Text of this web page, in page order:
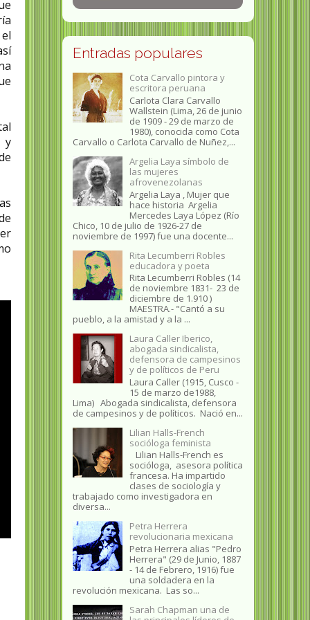
y
Entradas populares
Cota Carvallo pintora y
escritora peruana
Carlota Clara Carvallo
Wallstein (Lima, 26 de junio
de 1909 - 29 de marzo de
1980), conocida como Cota
Carvallo o Carlota Carvallo de Nuñez,...
Argelia Laya símbolo de
las mujeres
afrovenezolanas
Argelia Laya , Mujer que
hace historia Argelia
Mercedes Laya López (Río
Chico, 10 de julio de 1926-27 de
noviembre de 1997) fue una docente...
Rita Lecumberri Robles
educadora y poeta
Rita Lecumberri Robles (14
de noviembre 1831- 23 de
diciembre de 1.910 )
MAESTRA.- "Cantó a su
pueblo, a la amistad y a la ...
Laura Caller Iberico,
abogada sindicalista,
defensora de campesinos
y de políticos de Peru
Laura Caller (1915, Cusco -
15 de marzo de1988,
Lima) Abogada sindicalista, defensora
de campesinos y de políticos. Nació en...
Lilian Halls-French
socióloga feminista
Lilian Halls-French es
socióloga, asesora política
francesa. Ha impartido
clases de sociología y
trabajado como investigadora en
diversa...
Petra Herrera
revolucionaria mexicana
Petra Herrera alias "Pedro
Herrera" (29 de Junio, 1887
- 14 de Febrero, 1916) fue
una soldadera en la
revolución mexicana. Las so...
Sarah Chapman una de